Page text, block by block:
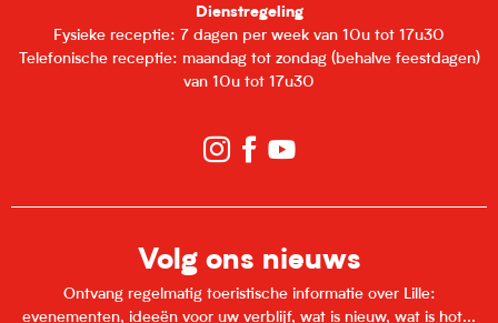
Dienstregeling
Fysieke receptie: 7 dagen per week van 10u tot 17u30
Telefonische receptie: maandag tot zondag (behalve feestdagen)
van 10u tot 17u30
Volg ons nieuws
Ontvang regelmatig toeristische informatie over Lille:
evenementen, ideeën voor uw verblijf, wat is nieuw, wat is hot...